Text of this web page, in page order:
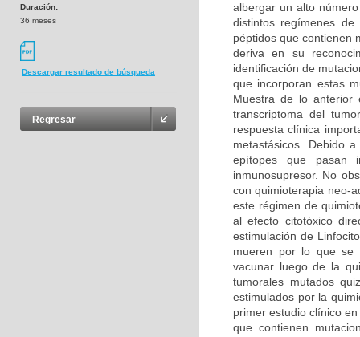
Duración:
36 meses
Descargar resultado de búsqueda
Regresar
albergar un alto
distintos regímenes
péptidos que contienen
deriva en su
identificación de
que incorporan estas
Muestra de lo
transcriptoma del
respuesta clínica
metastásicos. Debido
epítopes que pasan
inmunosupresor. No
con quimioterapia neo-
este régimen de
al efecto citotóxico
estimulación de
mueren por lo que se
vacunar luego de la
tumorales mutados
estimulados por la
primer estudio clínico
que contienen